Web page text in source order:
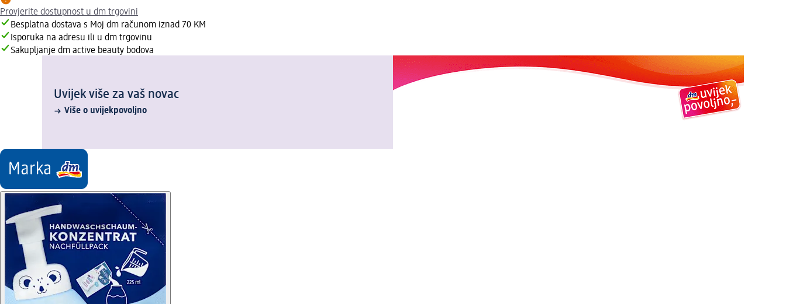
Provjerite dostupnost u dm trgovini
Besplatna dostava s Moj dm računom iznad 70 KM
Isporuka na adresu ili u dm trgovinu
Sakupljanje dm active beauty bodova
Uvijek više za vaš novac
Više o uvijekpovoljno